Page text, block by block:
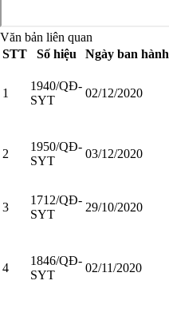
Văn bản liên quan
STT
Số hiệu Ngày ban hành
1
1940/QĐ-
SYT
02/12/2020
2
1950/QĐ-
SYT
03/12/2020
3
1712/QĐ-
SYT
29/10/2020
4
1846/QĐ-
SYT
02/11/2020